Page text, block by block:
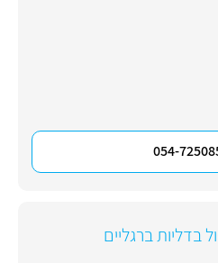
054-
בדליות ברגליים